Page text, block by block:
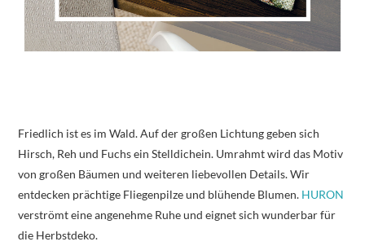
Friedlich ist es im Wald. Auf der großen Lichtung geben sich
Hirsch, Reh und Fuchs ein Stelldichein. Umrahmt wird das Motiv
von großen Bäumen und weiteren liebevollen Details. Wir
entdecken prächtige Fliegenpilze und blühende Blumen. HURON
verströmt eine angenehme Ruhe und eignet sich wunderbar für
die Herbstdeko.